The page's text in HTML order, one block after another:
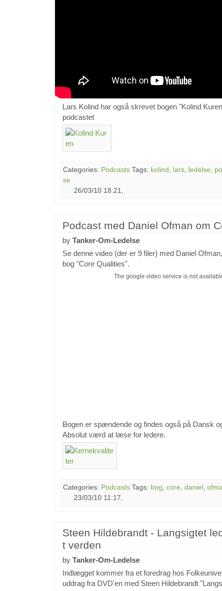
Lars Kolind har også skrevet bogen "Kolind
podcastet
Categories: Podcasts Tags: kolind lars ledelse
se
26/03/10 18:21,
Podcast med Daniel Ofman om
by Tanker-Om-Ledelse
Se denne video (der er 9 filer) med Daniel
bog "Core Qualities".
The google video service is not
Bogen er spændende og findes også på Dansk
Absolut værd at læse for ledere.
Categories: Podcasts Tags: bog core daniel
23/03/10 11:17,
Steen Hildebrandt - Langsigtet
t verden
by Tanker-Om-Ledelse
Indlægget kommer fra et foredrag hos
uddrag fra DVD'en med Steen Hildebrandt